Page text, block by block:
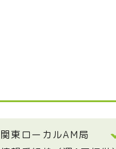
関東ローカルAM局